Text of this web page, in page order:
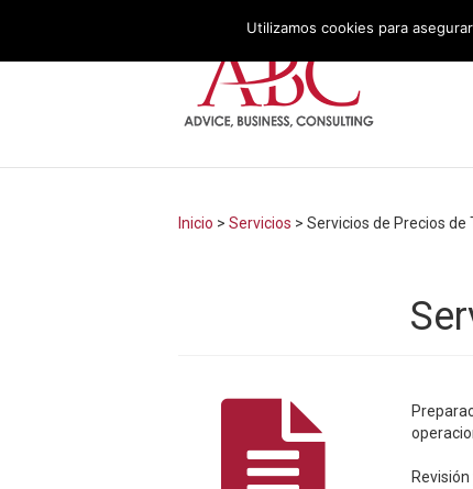
Inicio > Servicios > Servicios de Precios de
Utilizamos cookies para